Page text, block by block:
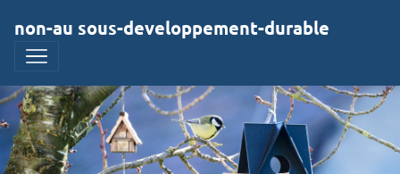
non-au sous-developpement-durable